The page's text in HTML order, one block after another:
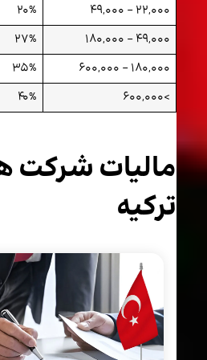
22,000 – 49,000
20%
49,000 – 180,000
27%
180,000 – 600,000
35%
>600,000
40%
مالیات شرکت
ترکیه